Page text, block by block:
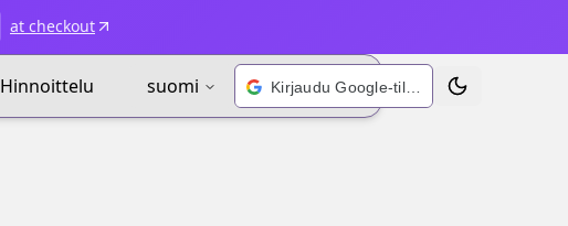
at checkout
Hinnoittelu suomi Kirjaudu Google-tilillä Vaihda teema